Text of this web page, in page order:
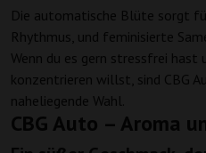
Die automatische Blüte sorgt
Rhythmus, und feminisierte
Wenn du es gern stressfrei hast
konzentrieren willst, sind CBG
naheliegende Wahl.
CBG Auto – Aroma